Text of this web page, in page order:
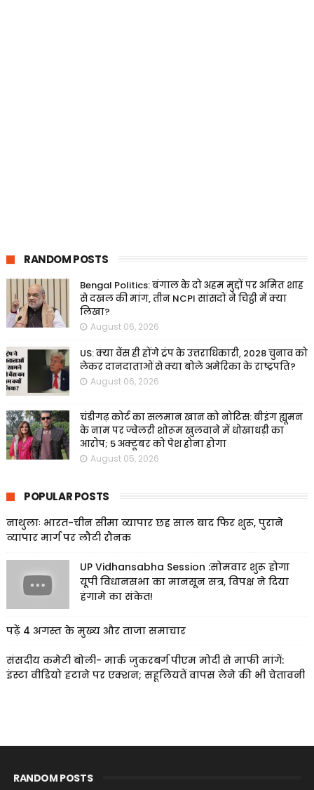
RANDOM POSTS
Bengal Politics: बंगाल के दो अहम मुद्दों पर अमित शाह
से दखल की मांग, तीन NCPI सांसदों ने चिट्ठी में क्या
लिखा?
August 06, 2026
US: क्या वेंस ही होंगे ट्रंप के उत्तराधिकारी, 2028 चुनाव को
लेकर दानदाताओं से क्या बोले अमेरिका के राष्ट्रपति?
August 06, 2026
चंडीगढ़ कोर्ट का सलमान खान को नोटिस: बीइंग ह्यूमन
के नाम पर ज्वेलरी शोरूम खुलवाने में धोखाधड़ी का
आरोप; 5 अक्टूबर को पेश होना होगा
August 05, 2026
POPULAR POSTS
नाथुलाः भारत-चीन सीमा व्यापार छह साल बाद फिर शुरू, पुराने
व्यापार मार्ग पर लौटी रौनक
UP Vidhansabha Session :सोमवार शुरू होगा
यूपी विधानसभा का मानसून सत्र, विपक्ष ने दिया
हंगामे का संकेत!
पढ़ें 4 अगस्त के मुख्य और ताजा समाचार
संसदीय कमेटी बोली- मार्क जुकरबर्ग पीएम मोदी से माफी मांगें:
इंस्टा वीडियो हटाने पर एक्शन; सहूलियतें वापस लेने की भी चेतावनी
RANDOM POSTS